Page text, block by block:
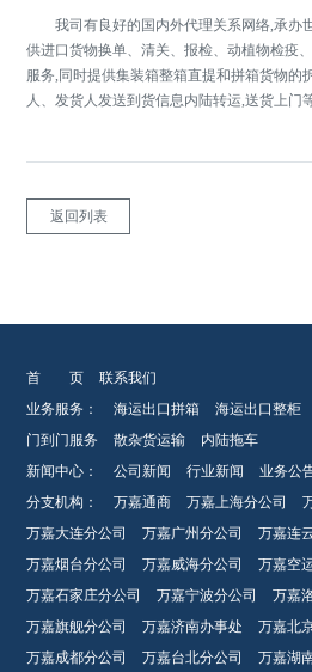
我司有良好的国内外代理关系网络,承办
供进口货物换单、清关、报检、动植物检疫
服务,同时提供集装箱整箱直提和拼箱货物的
人、发货人发送到货信息内陆转运,送货上门
返回列表
首 页
联系我们
业务服务：
海运出口拼箱 海运出口整柜
门到门服务
散杂货运输
内陆拖车
新闻中心：
公司新闻 行业新闻 业务公
分支机构：
万嘉通商 万嘉上海分公司
万嘉大连分公司
万嘉广州分公司 万嘉连
万嘉烟台分公司
万嘉威海分公司 万嘉空
万嘉石家庄分公司
万嘉宁波分公司
万嘉
万嘉旗舰分公司
万嘉济南办事处 万嘉北
万嘉成都分公司
万嘉台北分公司 万嘉湖